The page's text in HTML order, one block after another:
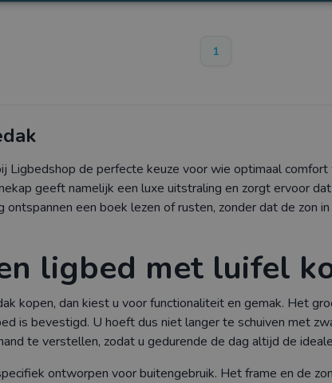
1
Ligbedshop de perfecte keuze voor wie optimaal
geeft namelijk een luxe uitstraling en zorgt ervoor
ontspannen een boek lezen of rusten, zonder dat de zon
ligbed met luifel
kopen, dan kiest u voor functionaliteit en gemak. Het
is bevestigd. U hoeft dus niet langer te schuiven met
te verstellen, zodat u gedurende de dag altijd de
ontworpen voor buitengebruik. Het frame en de